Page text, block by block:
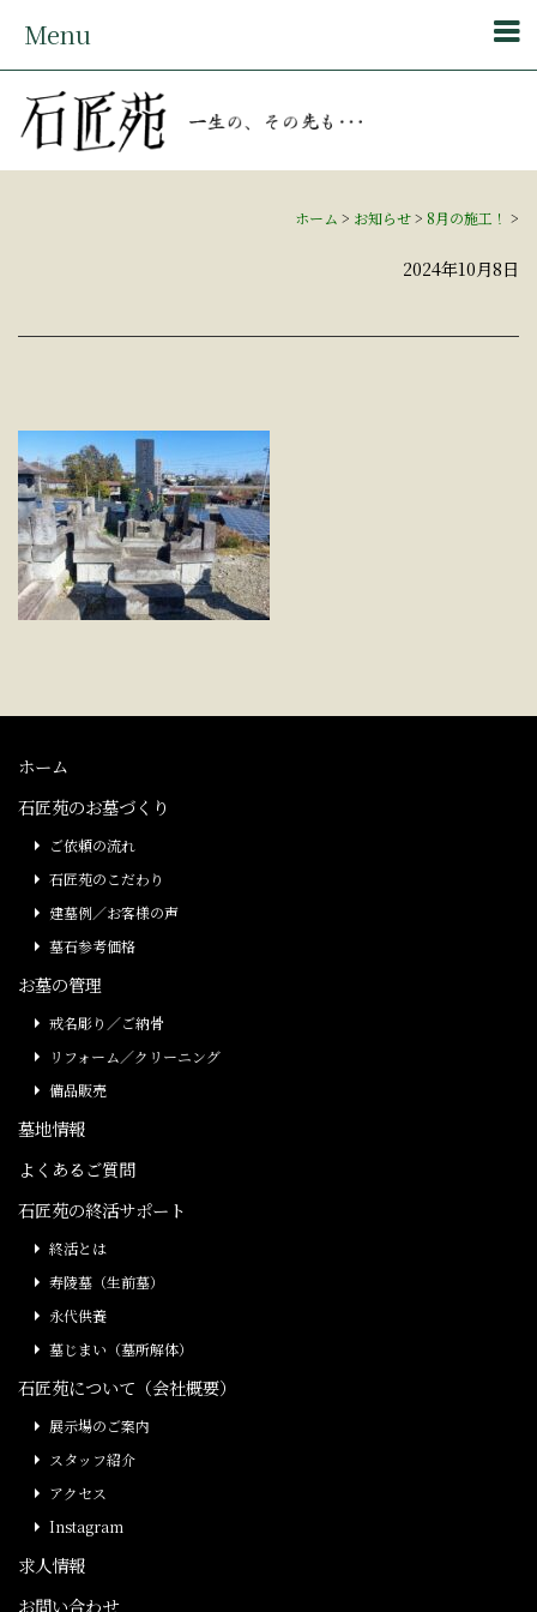
Menu
ホーム > お知らせ> 8月の施工！ >
2024年10月8日
ホーム
石匠苑のお墓づくり
ご依頼の流れ
石匠苑のこだわり
建墓例／お客様の声
墓石参考価格
お墓の管理
戒名彫り／ご納骨
リフォーム／クリーニング
備品販売
墓地情報
よくあるご質問
石匠苑の終活サポート
終活とは
寿陵墓（生前墓）
永代供養
墓じまい（墓所解体）
石匠苑について（会社概要）
展示場のご案内
スタッフ紹介
アクセス
Instagram
求人情報
お問い合わせ